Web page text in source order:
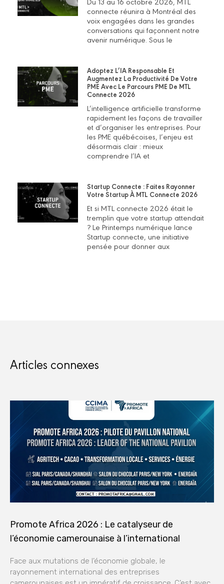
connecte réunira à Montréal des
voix engagées dans les grandes
conversations qui façonnent notre
avenir numérique. Sous le
Adoptez L’IA Responsable Et
Augmentez La Productivité De Votre
PME Avec Le Parcours PME De MTL
Connecte 2026
L’intelligence artificielle transforme
rapidement les façons de travailler
et d’organiser les entreprises. Pour
les PME québécoises, l’enjeu est
désormais clair : mieux
comprendre l’IA et
Startup Connecte : Faites Rayonner
Votre Startup À MTL Connecte 2026
Et si MTL connecte 2026 était le
tremplin que votre startup attendait
? Le Printemps numérique lance
Startup connecte, une initiative
pensée pour donner aux
Articles connexes
Promote Africa 2026 : Le catalyseur de
l’économie camerounaise à l’international
Face aux mutations de l’économie globale, le
rayonnement international des entreprises